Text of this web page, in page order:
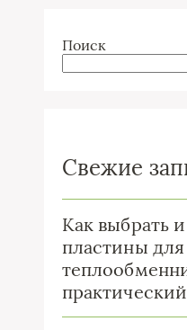
Поиск
Свежие
Как выбрать
пластины для